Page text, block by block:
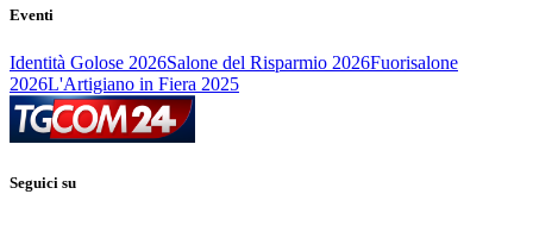
Eventi
Identità Golose 2026Salone del Risparmio 2026Fuorisalone
2026L'Artigiano in Fiera 2025
Seguici su